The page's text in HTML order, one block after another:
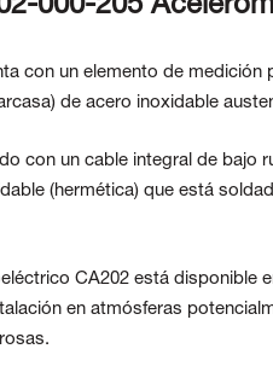
000-205
con un elemento de
de acero inoxidable
con un cable integral de
(hermética) que está
CA202 está disponible
en atmósferas